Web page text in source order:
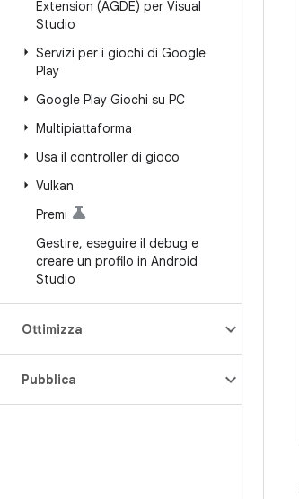
Extension (AGDE) per Visual
Studio
Servizi per i giochi di Google
Play
Google Play Giochi su PC
Multipiattaforma
Usa il controller di gioco
Vulkan
Premi
Gestire, eseguire il debug e
creare un profilo in Android
Studio
Ottimizza
Pubblica